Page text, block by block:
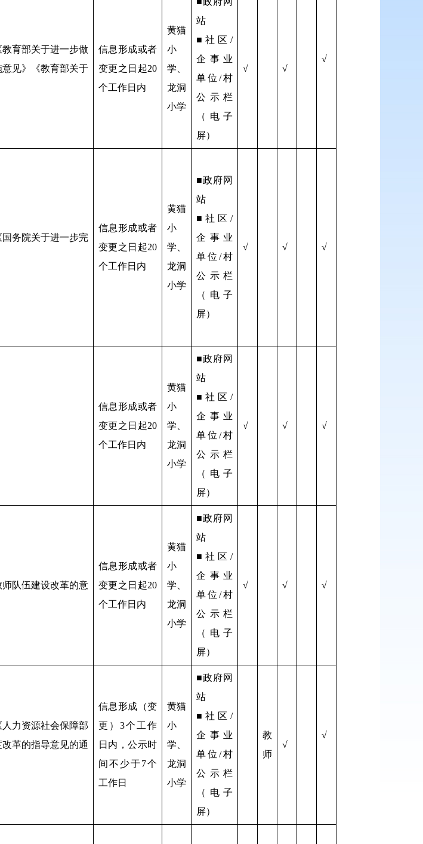
教育部关于进一步做
见》《教育部关于
信息形成或者
变更之日起20
个工作日内
黄猫
小
学、
龙洞
小学
站
■社区/
企事业
单位/村
公示栏
（电子
屏）
√ √
√
国务院关于进一步完
信息形成或者
变更之日起20
个工作日内
黄猫
小
学、
龙洞
小学
■政府网
站
■社区/
企事业
单位/村
公示栏
（电子
屏）
√ √ √
信息形成或者
变更之日起20
个工作日内
黄猫
小
学、
龙洞
小学
■政府网
站
■社区/
企事业
单位/村
公示栏
（电子
屏）
√ √ √
师队伍建设改革的意
信息形成或者
变更之日起20
个工作日内
黄猫
小
学、
龙洞
小学
■政府网
站
■社区/
企事业
单位/村
公示栏
（电子
屏）
√ √ √
力资源社会保障部
革的指导意见的通
信息形成（变
更）3个工作
日内，公示时
间不少于7个
工作日
黄猫
小
学、
龙洞
小学
■政府网
站
■社区/
企事业
单位/村
公示栏
（电子
屏）
教
师
√
√